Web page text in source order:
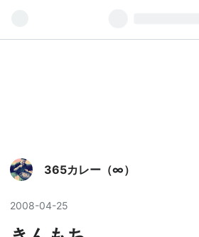
365カレー（∞）
2008-04-25